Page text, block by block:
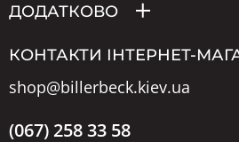
ДОДАТКОВО
КОНТАКТИ ІНТЕРНЕТ-
shop@billerbeck.kiev.ua
(067) 258 33 58